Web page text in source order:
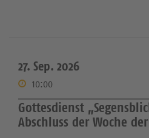
27. Sep. 2026
10:00
Gottesdienst
Abschluss der Woche